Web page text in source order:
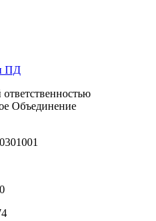
ПД
Объединение